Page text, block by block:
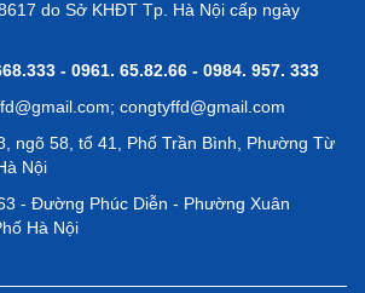
do Sở KHĐT Tp. Hà Nội cấp ngày
- 0961. 65.82.66 - 0984. 957. 333
congtyffd@gmail.com
ngõ 58, tổ 41, Phố Trần Bình, Phường Từ
Nội
- Đường Phúc Diễn - Phường Xuân
Hà Nội